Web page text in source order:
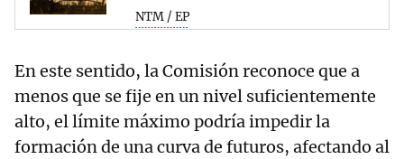
NTM / EP
En este sentido, la Comisión reconoce que a
menos que se fije en un nivel suficientemente
alto, el límite máximo podría impedir la
formación de una curva de futuros, afectando al